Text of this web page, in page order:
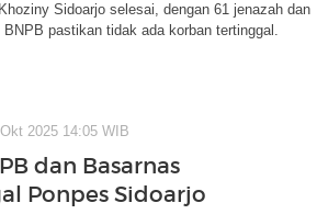
Sidoarjo selesai, dengan 61 jenazah dan
pastikan tidak ada korban tertinggal.
2025 14:05 WIB
dan Basarnas
Ponpes Sidoarjo